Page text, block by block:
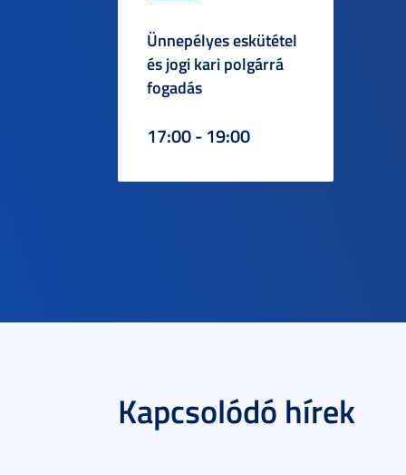
Ünnepélyes eskütétel
és jogi kari polgárrá
fogadás
17:00 - 19:00
Kapcsolódó hírek